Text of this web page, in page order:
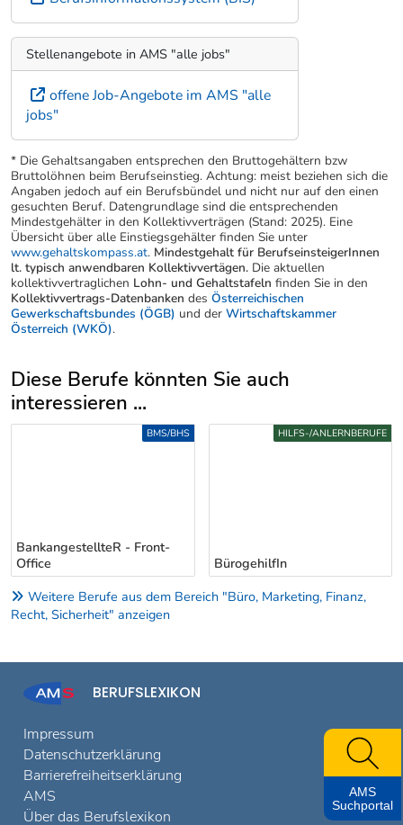
Stellenangebote in AMS "alle jobs"
offene Job-Angebote im AMS "alle
jobs"
* Die Gehaltsangaben entsprechen den Bruttogehältern bzw
Bruttolöhnen beim Berufseinstieg. Achtung: meist beziehen sich die
Angaben jedoch auf ein Berufsbündel und nicht nur auf den einen
gesuchten Beruf. Datengrundlage sind die entsprechenden
Mindestgehälter in den Kollektivverträgen (Stand: 2025). Eine
Übersicht über alle Einstiegsgehälter finden Sie unter
www.gehaltskompass.at. Mindestgehalt für BerufseinsteigerInnen
lt. typisch anwendbaren Kollektivvertägen. Die aktuellen
kollektivvertraglichen Lohn- und Gehaltstafeln finden Sie in den
Kollektivvertrags-Datenbanken des Österreichischen
Gewerkschaftsbundes (ÖGB) und der Wirtschaftskammer
Österreich (WKÖ).
Diese Berufe könnten Sie auch
interessieren ...
Uber weitere Berufsvorschläge
BankangestellteR - Front-
Office
BMS/BHS
BürogehilfIn
HILFS-/ANLERNBERUFE
Weitere Berufe aus dem Bereich "Büro, Marketing, Finanz,
Recht, Sicherheit" anzeigen
BERUFSLEXIKON
Impressum
Datenschutzerklärung
Barrierefreiheitserklärung
AMS
Über das Berufslexikon
AMS
Suchportal